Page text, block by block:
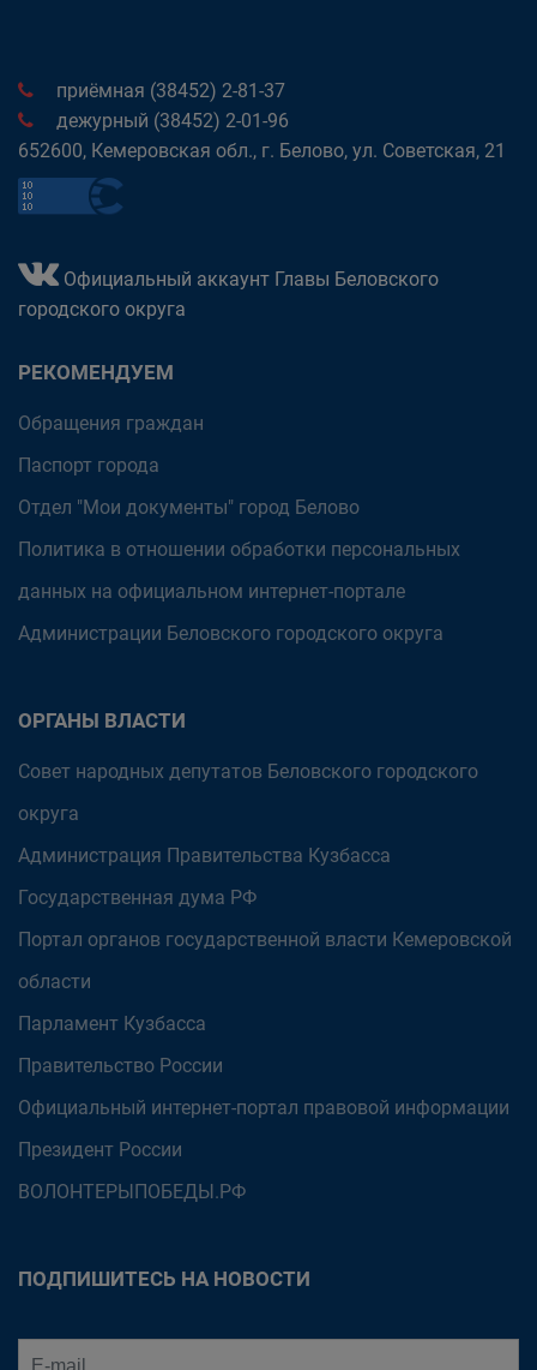
приёмная (38452) 2-81-37
дежурный (38452) 2-01-96
652600, Кемеровская обл., г. Белово, ул. Советская, 21
Официальный аккаунт Главы Беловского
городского округа
РЕКОМЕНДУЕМ
Обращения граждан
Паспорт города
Отдел "Мои документы" город Белово
Политика в отношении обработки персональных
данных на официальном интернет-портале
Администрации Беловского городского округа
ОРГАНЫ ВЛАСТИ
Совет народных депутатов Беловского городского
округа
Администрация Правительства Кузбасса
Государственная дума РФ
Портал органов государственной власти Кемеровской
области
Парламент Кузбасса
Правительство России
Официальный интернет-портал правовой информации
Президент России
ВОЛОНТЕРЫПОБЕДЫ.РФ
ПОДПИШИТЕСЬ НА НОВОСТИ